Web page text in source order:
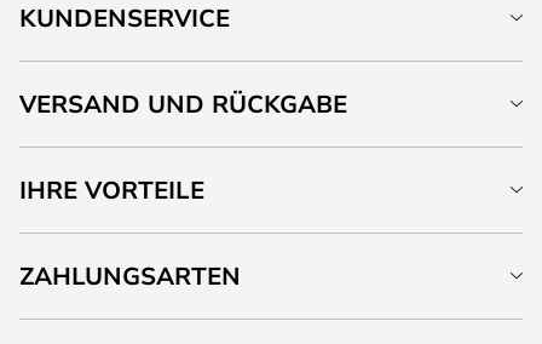
KUNDENSERVICE
VERSAND UND RÜCKGABE
IHRE VORTEILE
ZAHLUNGSARTEN